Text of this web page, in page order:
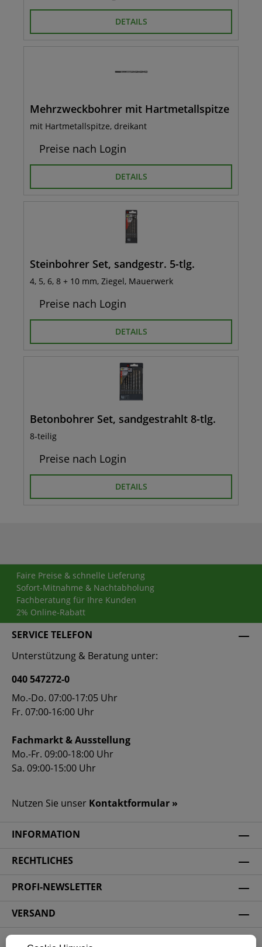
DETAILS
Mehrzweckbohrer mit Hartmetallspitze
mit Hartmetallspitze, dreikant
Preise nach Login
DETAILS
Steinbohrer Set, sandgestr. 5-tlg.
4, 5, 6, 8 + 10 mm, Ziegel, Mauerwerk
Preise nach Login
DETAILS
Betonbohrer Set, sandgestrahlt 8-tlg.
8-teilig
Preise nach Login
DETAILS
Faire Preise & schnelle Lieferung
Sofort-Mitnahme & Nachtabholung
Fachberatung für Ihre Kunden
2% Online-Rabatt
SERVICE TELEFON
Unterstützung & Beratung unter:
040 547272-0
Mo.-Do. 07:00-17:05 Uhr
Fr. 07:00-16:00 Uhr
Fachmarkt & Ausstellung
Mo.-Fr. 09:00-18:00 Uhr
Sa. 09:00-15:00 Uhr
Nutzen Sie unser Kontaktformular »
INFORMATION
RECHTLICHES
PROFI-NEWSLETTER
VERSAND